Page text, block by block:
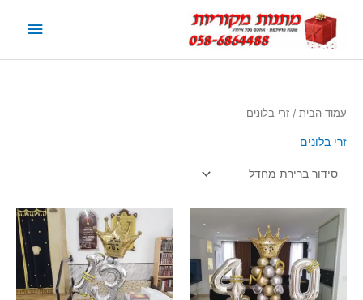
ראשי
עמוד הבית / זרי בלונים
זרי בלונים